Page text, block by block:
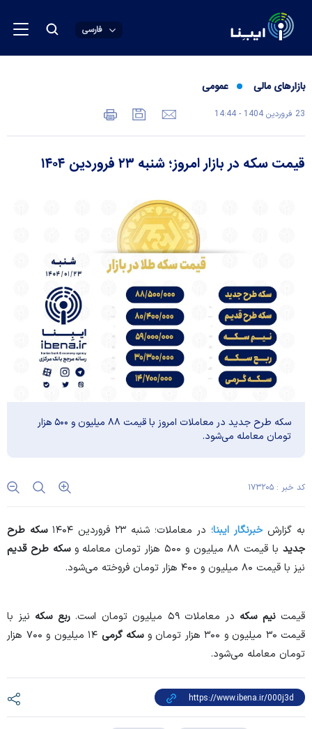
فارسی
بازارهای مالی عمومی
23 فروردين 1404 - 14:44
قیمت سکه در بازار امروز؛ شنبه ۲۳ فروردین ۱۴۰۴
سکه طرح جدید در معاملات امروز با قیمت ۸۸ میلیون و ۵۰۰ هزار
تومان معامله می‌شود.
کد خبر : ۱۷۳۲۰۵
به گزارش خبرنگار ایبنا؛ در معاملات؛ شنبه ۲۳ فروردین ۱۴۰۴
سکه طرح
جدیدبا قیمت ۸۸ میلیون و ۵۰۰ هزار تومان معامله و
سکه طرح قدیم
نیز با قیمت ۸۰ میلیون و ۴۰۰ هزار تومان فروخته می‌شود.
قیمت نیم سکه در معاملات ۵۹ میلیون تومان است. ربع سکه نیز با
قیمت ۳۰ میلیون و ۳۰۰ هزار تومان و
سکه گرمی
۱۴ میلیون و ۷۰۰ هزار
تومان معامله می‌شود.